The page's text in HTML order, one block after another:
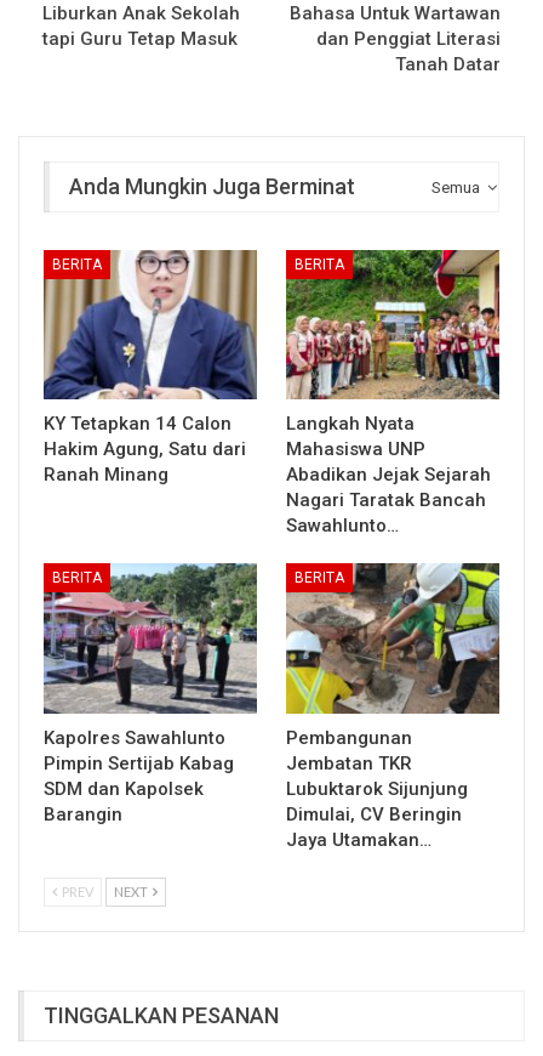
Liburkan Anak Sekolah
tapi Guru Tetap Masuk
Bahasa Untuk Wartawan
dan Penggiat Literasi
Tanah Datar
Semua
Anda Mungkin Juga Berminat
BERITA
KY Tetapkan 14 Calon
Hakim Agung, Satu dari
Ranah Minang
BERITA
Langkah Nyata
Mahasiswa UNP
Abadikan Jejak Sejarah
Nagari Taratak Bancah
Sawahlunto…
BERITA
Kapolres Sawahlunto
Pimpin Sertijab Kabag
SDM dan Kapolsek
Barangin
BERITA
Pembangunan
Jembatan TKR
Lubuktarok Sijunjung
Dimulai, CV Beringin
Jaya Utamakan…
PREV NEXT
TINGGALKAN PESANAN